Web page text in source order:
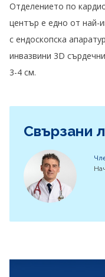
Отделението по
център е едно от най-
с ендоскопска
инвазвини 3D
3-4 см.
Свързани